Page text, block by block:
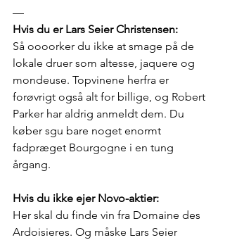
—
Hvis du er Lars Seier Christensen:
Så oooorker du ikke at smage på de
lokale druer som altesse, jaquere og
mondeuse. Topvinene herfra er
forøvrigt også alt for billige, og Robert
Parker har aldrig anmeldt dem. Du
køber sgu bare noget enormt
fadpræget Bourgogne i en tung
årgang.
Hvis du ikke ejer Novo-aktier:
Her skal du finde vin fra Domaine des
Ardoisieres. Og måske Lars Seier